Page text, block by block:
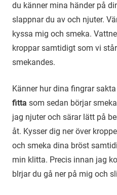
du känner mina händer på
slappnar du av och njuter.
kyssa mig och smeka.
kroppar samtidigt som vi
smekandes.
Känner hur dina fingrar
fitta som sedan börjar
jag njuter och särar lätt på
åt. Kysser dig ner över
och smeka dina bröst
min klitta. Precis innan jag
blrjar du gå ner på mig och